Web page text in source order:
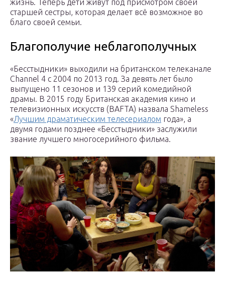
жизнь. Теперь дети живут под присмотром своей
старшей сестры, которая делает всё возможное во
благо своей семьи.
Благополучие неблагополучных
«Бесстыдники» выходили на британском телеканале
Channel 4 с 2004 по 2013 год. За девять лет было
выпущено 11 сезонов и 139 серий комедийной
драмы. В 2015 году Британская академия кино и
телевизионных искусств (BAFTA) назвала Shameless
«Лучшим драматическим телесериалом года», а
двумя годами позднее «Бесстыдники» заслужили
звание лучшего многосерийного фильма.